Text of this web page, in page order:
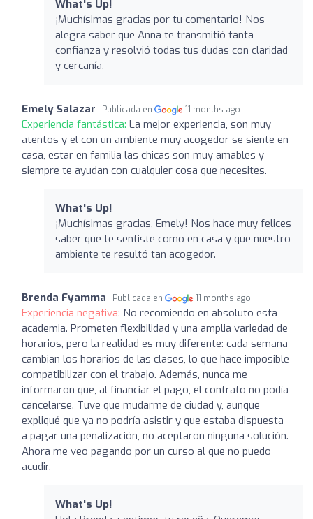
What's Up!
¡Muchísimas gracias por tu comentario! Nos
alegra saber que Anna te transmitió tanta
confianza y resolvió todas tus dudas con claridad
y cercanía.
Emely Salazar Publicada en 11 months ago
Experiencia fantástica: La mejor experiencia, son muy
atentos y el con un ambiente muy acogedor se siente en
casa, estar en familia las chicas son muy amables y
siempre te ayudan con cualquier cosa que necesites.
What's Up!
¡Muchísimas gracias, Emely! Nos hace muy felices
saber que te sentiste como en casa y que nuestro
ambiente te resultó tan acogedor.
Brenda Fyamma Publicada en 11 months ago
Experiencia negativa: No recomiendo en absoluto esta
academia. Prometen flexibilidad y una amplia variedad de
horarios, pero la realidad es muy diferente: cada semana
cambian los horarios de las clases, lo que hace imposible
compatibilizar con el trabajo. Además, nunca me
informaron que, al financiar el pago, el contrato no podía
cancelarse. Tuve que mudarme de ciudad y, aunque
expliqué que ya no podría asistir y que estaba dispuesta
a pagar una penalización, no aceptaron ninguna solución.
Ahora me veo pagando por un curso al que no puedo
acudir.
What's Up!